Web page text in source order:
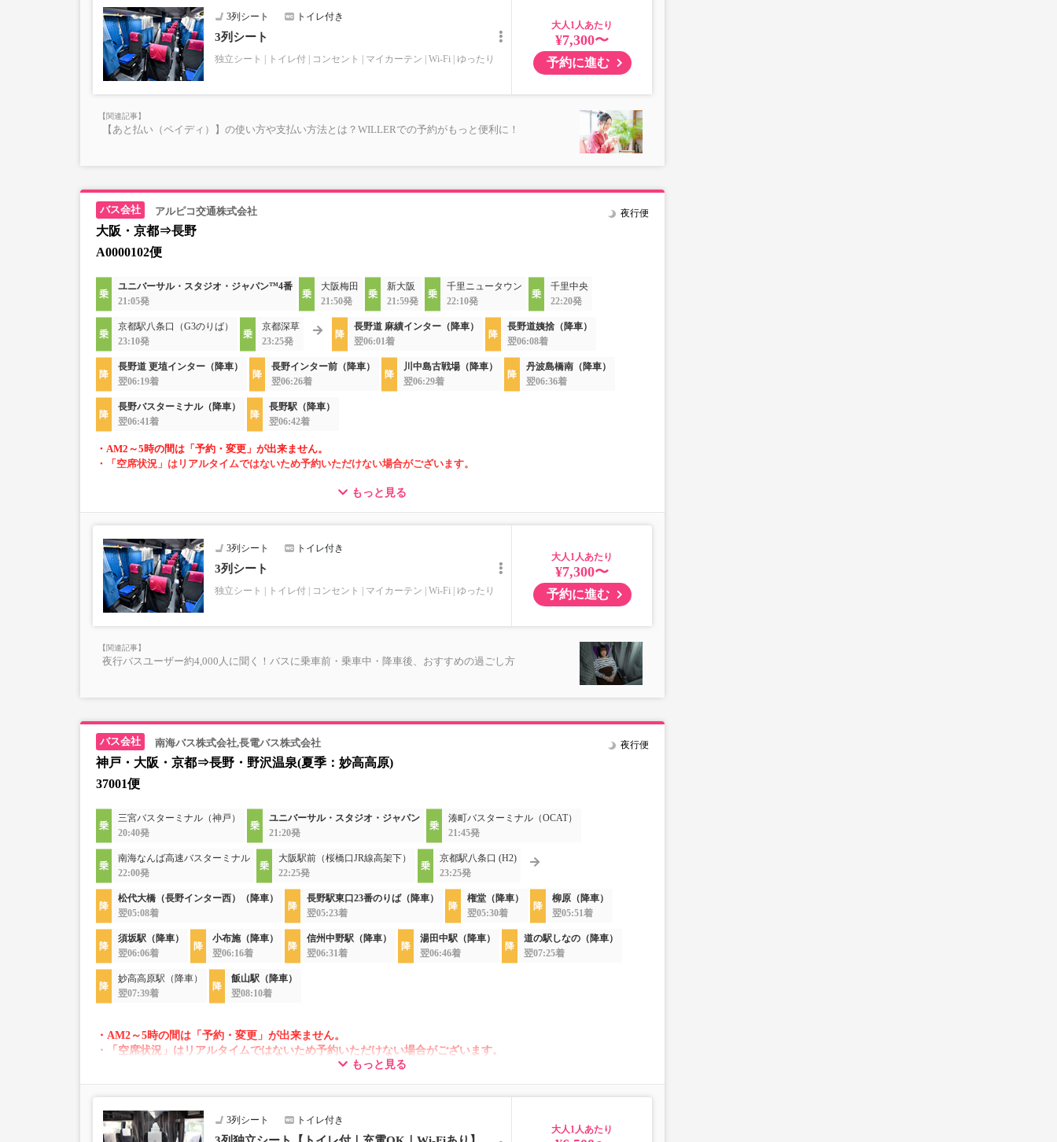
・車内フリーWi-Fiあり
・車内は常時換気し、清掃・除菌を徹底。
・コンセント付き※異なる設備の車両で運行する場合があります。
・ブランケットについては、現在貸し出しサービスを停止しております。
・カーテンはA席とB席の間、B席とC席の間（C席より）に設置がございます。
3列シート トイレ付き
3列シート
独立シート トイレ付 コンセント マイカーテン Wi-Fi ゆったり
大人
¥7,300〜
予約に進む
【あと払い（ペイディ）】の使い方や支払い方法とは？WILLERでの予約がもっと便利に！
アルピコ交通株式会社
大阪・京都⇒長野
A0000102便
夜行便
ユニバーサル・スタジオ・ジャパン™4番
21:05発
大阪梅田
21:50発
新大阪
21:59発
千里ニュータウン
22:10発
千里中央
22:20発
京都駅八条口（G3のりば）
23:10発
京都深草
23:25発
長野道 麻績インター（降車）
翌06:01着
長野道姨捨（降車）
翌06:08着
長野道 更埴インター（降車）
翌06:19着
長野インター前（降車）
翌06:26着
川中島古戦場（降車）
翌06:29着
丹波島橋南（降車）
翌06:36着
長野バスターミナル（降車）
翌06:41着
長野駅（降車）
翌06:42着
・AM2～5時の間は「予約・変更」が出来ません。
・「空席状況」はリアルタイムではないため予約いただけない場合がございます。
・車内トイレ付きで長時間の移動でも安心※車両により異なります
・車内フリーWi-Fiあり
・車内は常時換気し、清掃・除菌を徹底。
・コンセント付き※異なる設備の車両で運行する場合があります。
・ブランケットについては、現在貸し出しサービスを停止しております。
・カーテンはA席とB席の間、B席とC席の間（C席より）に設置がございます。
もっと見る
3列シート トイレ付き
3列シート
独立シート トイレ付 コンセント マイカーテン Wi-Fi ゆったり
大人
¥7,300〜
予約に進む
夜行バスユーザー約4,000人に聞く！バスに乗車前・乗車中・降車後、おすすめの過ごし方
南海バス株式会社,長電バス株式会社
神戸・大阪・京都⇒長野・野沢温泉(夏季：妙高高原)
37001便
夜行便
三宮バスターミナル（神戸）
20:40発
ユニバーサル・スタジオ・ジャパン
21:20発
湊町バスターミナル（OCAT）
21:45発
南海なんば高速バスターミナル
22:00発
大阪駅前（桜橋口JR線高架下）
22:25発
京都駅八条口 (H2)
23:25発
松代大橋（長野インター西）（降車）
翌05:08着
長野駅東口23番のりば（降車）
翌05:23着
権堂（降車）
翌05:30着
柳原（降車）
翌05:51着
須坂駅（降車）
翌06:06着
小布施（降車）
翌06:16着
信州中野駅（降車）
翌06:31着
湯田中駅（降車）
翌06:46着
道の駅しなの（降車）
翌07:25着
妙高高原駅（降車）
翌07:39着
飯山駅（降車）
翌08:10着
・AM2～5時の間は「予約・変更」が出来ません。
・「空席状況」はリアルタイムではないため予約いただけない場合がございます。
・変動運賃採用路線のため購入のタイミングで運賃が変動する場合がございます。
すので、あらかじめご了承ください。
【ご注意下さい！スキー板、スノーボードは、お積み込み出来ません。】
もっと見る
3列シート トイレ付き
大人